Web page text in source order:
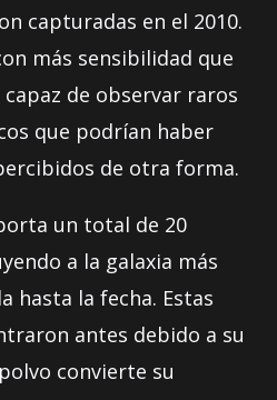
capturadas en el 2010.
más sensibilidad que
capaz de observar raros
que podrían haber
de otra forma.
un total de 20
a la galaxia más
hasta la fecha. Estas
antes debido a su
convierte su